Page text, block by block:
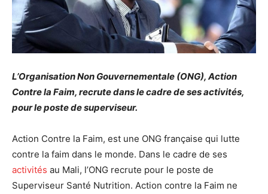
L’Organisation Non Gouvernementale (ONG), Action
Contre la Faim, recrute dans le cadre de ses activités,
pour le poste de superviseur.
Action Contre la Faim, est une ONG française qui lutte
contre la faim dans le monde. Dans le cadre de ses
activités au Mali, l’ONG recrute pour le poste de
Superviseur Santé Nutrition. Action contre la Faim ne